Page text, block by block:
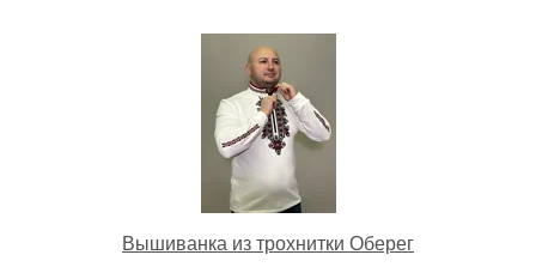
Вышиванка из трохнитки Оберег